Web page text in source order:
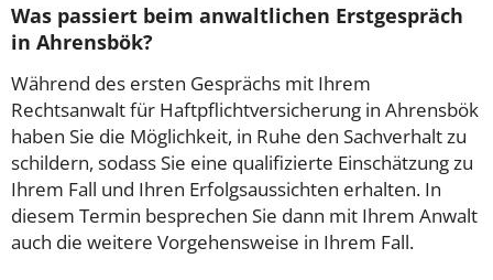
Was passiert beim anwaltlichen Erstgespräch
in Ahrensbök?
Während des ersten Gesprächs mit Ihrem
Rechtsanwalt für Haftpflichtversicherung in Ahrensbök
haben Sie die Möglichkeit, in Ruhe den Sachverhalt zu
schildern, sodass Sie eine qualifizierte Einschätzung zu
Ihrem Fall und Ihren Erfolgsaussichten erhalten. In
diesem Termin besprechen Sie dann mit Ihrem Anwalt
auch die weitere Vorgehensweise in Ihrem Fall.